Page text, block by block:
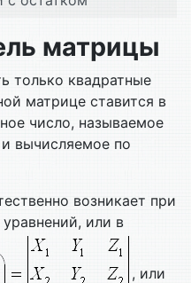
матрицы
только квадратные
матрице ставится в
число, называемое
и вычисляемое по
возникает при
или в
, или